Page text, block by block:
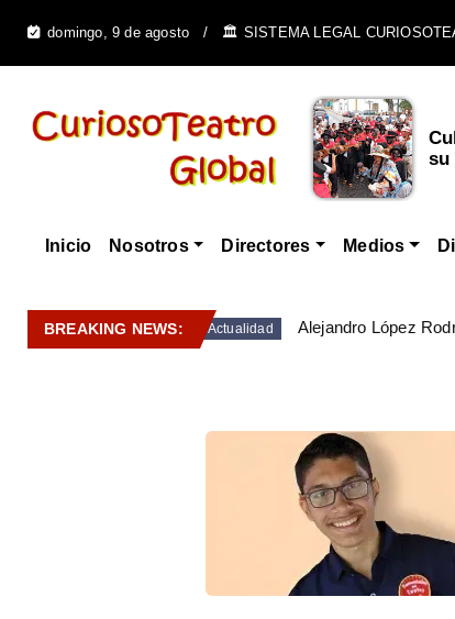
domingo, 9 de agosto 🏛️ SISTEMA LEGAL
su
Inicio Nosotros Directores Medios
BREAKING NEWS: Actualidad Alejandro López